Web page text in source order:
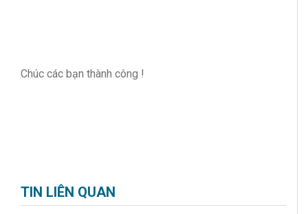
Chúc các bạn thành công !
TIN LIÊN QUAN